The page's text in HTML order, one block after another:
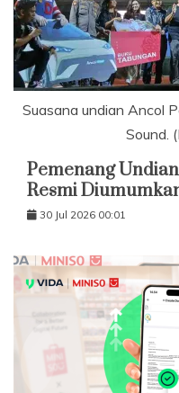
Suasana undian Ancol
Sound.
Pemenang
Resmi
30 Jul 2026 00:01